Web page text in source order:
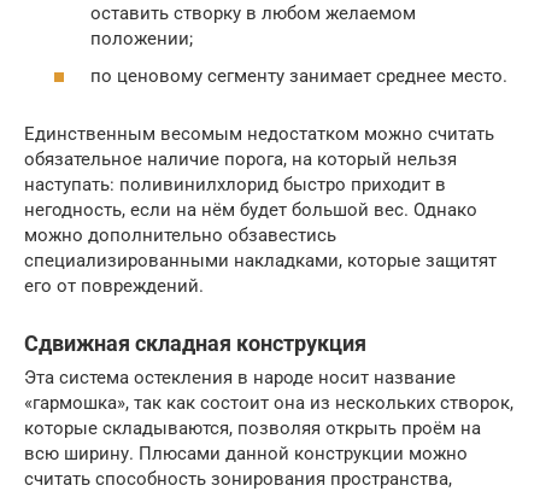
оставить створку в любом желаемом
положении;
по ценовому сегменту занимает среднее место.
Единственным весомым недостатком можно считать
обязательное наличие порога, на который нельзя
наступать: поливинилхлорид быстро приходит в
негодность, если на нём будет большой вес. Однако
можно дополнительно обзавестись
специализированными накладками, которые защитят
его от повреждений.
Сдвижная складная конструкция
Эта система остекления в народе носит название
«гармошка», так как состоит она из нескольких створок,
которые складываются, позволяя открыть проём на
всю ширину. Плюсами данной конструкции можно
считать способность зонирования пространства,